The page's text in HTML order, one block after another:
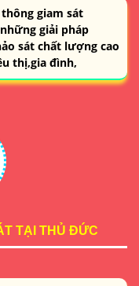
giam sát
giải pháp
sát chất lượng cao
thị,gia đình,
TẠI THỦ ĐỨC